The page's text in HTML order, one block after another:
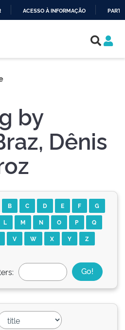
ACESSO À INFORMAÇÃO
by
Dênis
B C D E F
G
L M N O P
Q
V W X Y Z